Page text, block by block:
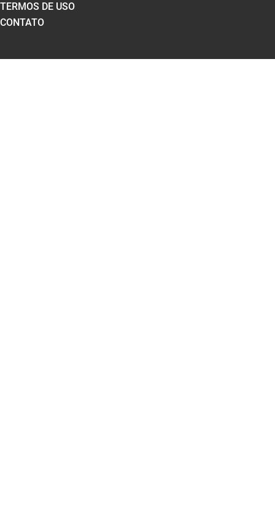
TERMOS DE USO
CONTATO